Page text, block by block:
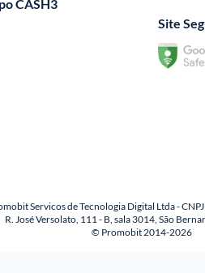
CASH3
Site
Servicos de Tecnologia Digital Ltda -
R. José Versolato, 111 - B, sala 3014, São
© Promobit 2014-2026